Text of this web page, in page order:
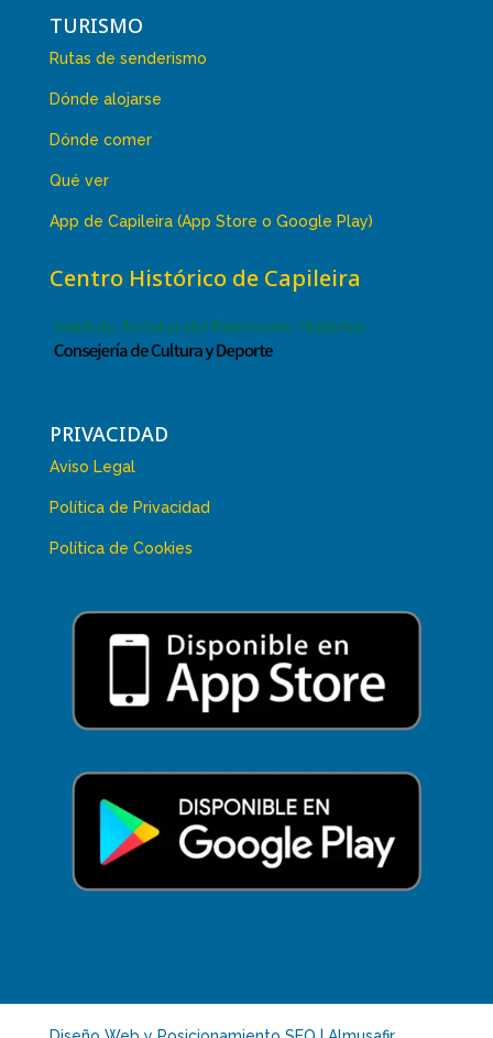
TURISMO
Rutas de senderismo
Dónde alojarse
Dónde comer
Qué ver
App de Capileira (App Store o Google Play)
Centro Histórico de Capileira
PRIVACIDAD
Aviso Legal
Política de Privacidad
Política de Cookies